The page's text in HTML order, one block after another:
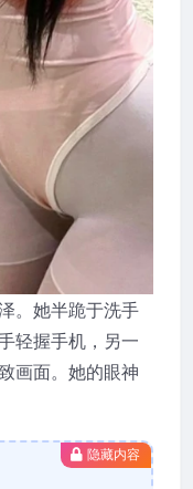
。她半跪于洗手
轻握手机，另一
画面。她的眼神
隐藏内容